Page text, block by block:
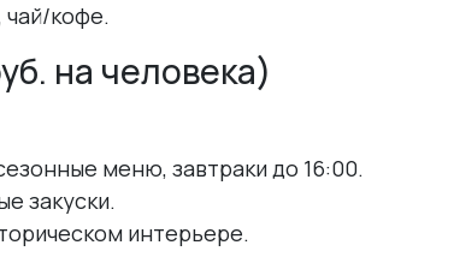
чай/кофе.
на человека)
меню, завтраки до 16:00.
закуски.
интерьере.